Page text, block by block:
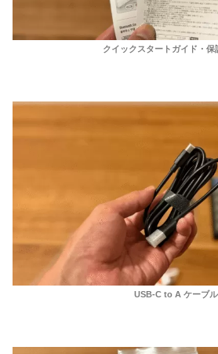
クイックスタートガイド・保
USB-C to A ケーブル